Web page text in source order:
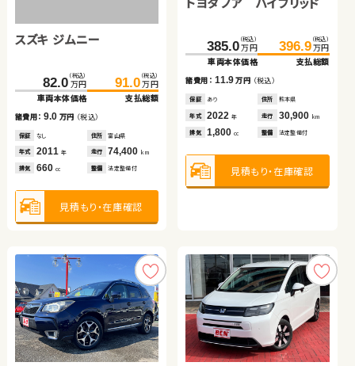
スズキ ジムニー
82.0 （税込）
万円
車両本体価格
91.0 （税込）
万円
支払総額
諸費用：9.0 万円 （税込）
保証 なし 住所 富山県
年式 2011 年 走行 74,400 km
排気 660 cc 整備 法定整備付
見積もり・在庫確認
385.0 （税込）
万円
車両本体価格
396.9 （税込）
万円
支払総額
諸費用： 11.9万円 （税込）
保証 あり 住所 熊本県
年式 2022年 走行 30,900 km
排気 1,800cc 整備 法定整備付
見積もり・在庫確認
スズキ ワゴンＲ
39.7 （税込）
万円
車両本体価格
44.2 （税込）
万円
支払総額
諸費用：4.5 万円 （税込）
保証 なし 住所 岡山県
年式 2014 年 走行 85,800 km
排気 660 cc 整備 法定整備付
見積もり・在庫確認
ダイハツ タント
36.6万円
車両本体価格
諸費用：8.2 万円 （税込）
保証 あり 住所 青森県
排気 660 整備 法定整備付
274.6（税込）
万円
諸費用：11.7万円（税込）
あり 北海道
年式 2017年 走行
排気 2,000 整備 法定整備付
見積もり・在庫確認
127.7 （税込）
万円
車両本体価格
136.1 （税込）
万円
支払総額
諸費用： 8.4万円（税込）
保証 なし 住所 岡山県
年式 2017年 走行 115,400km
排気 1,800cc 整備 法定整備付
見積もり・在庫確認
トヨタ プリウス アルファ
ダイハツ ムーヴ キャンバ
ス